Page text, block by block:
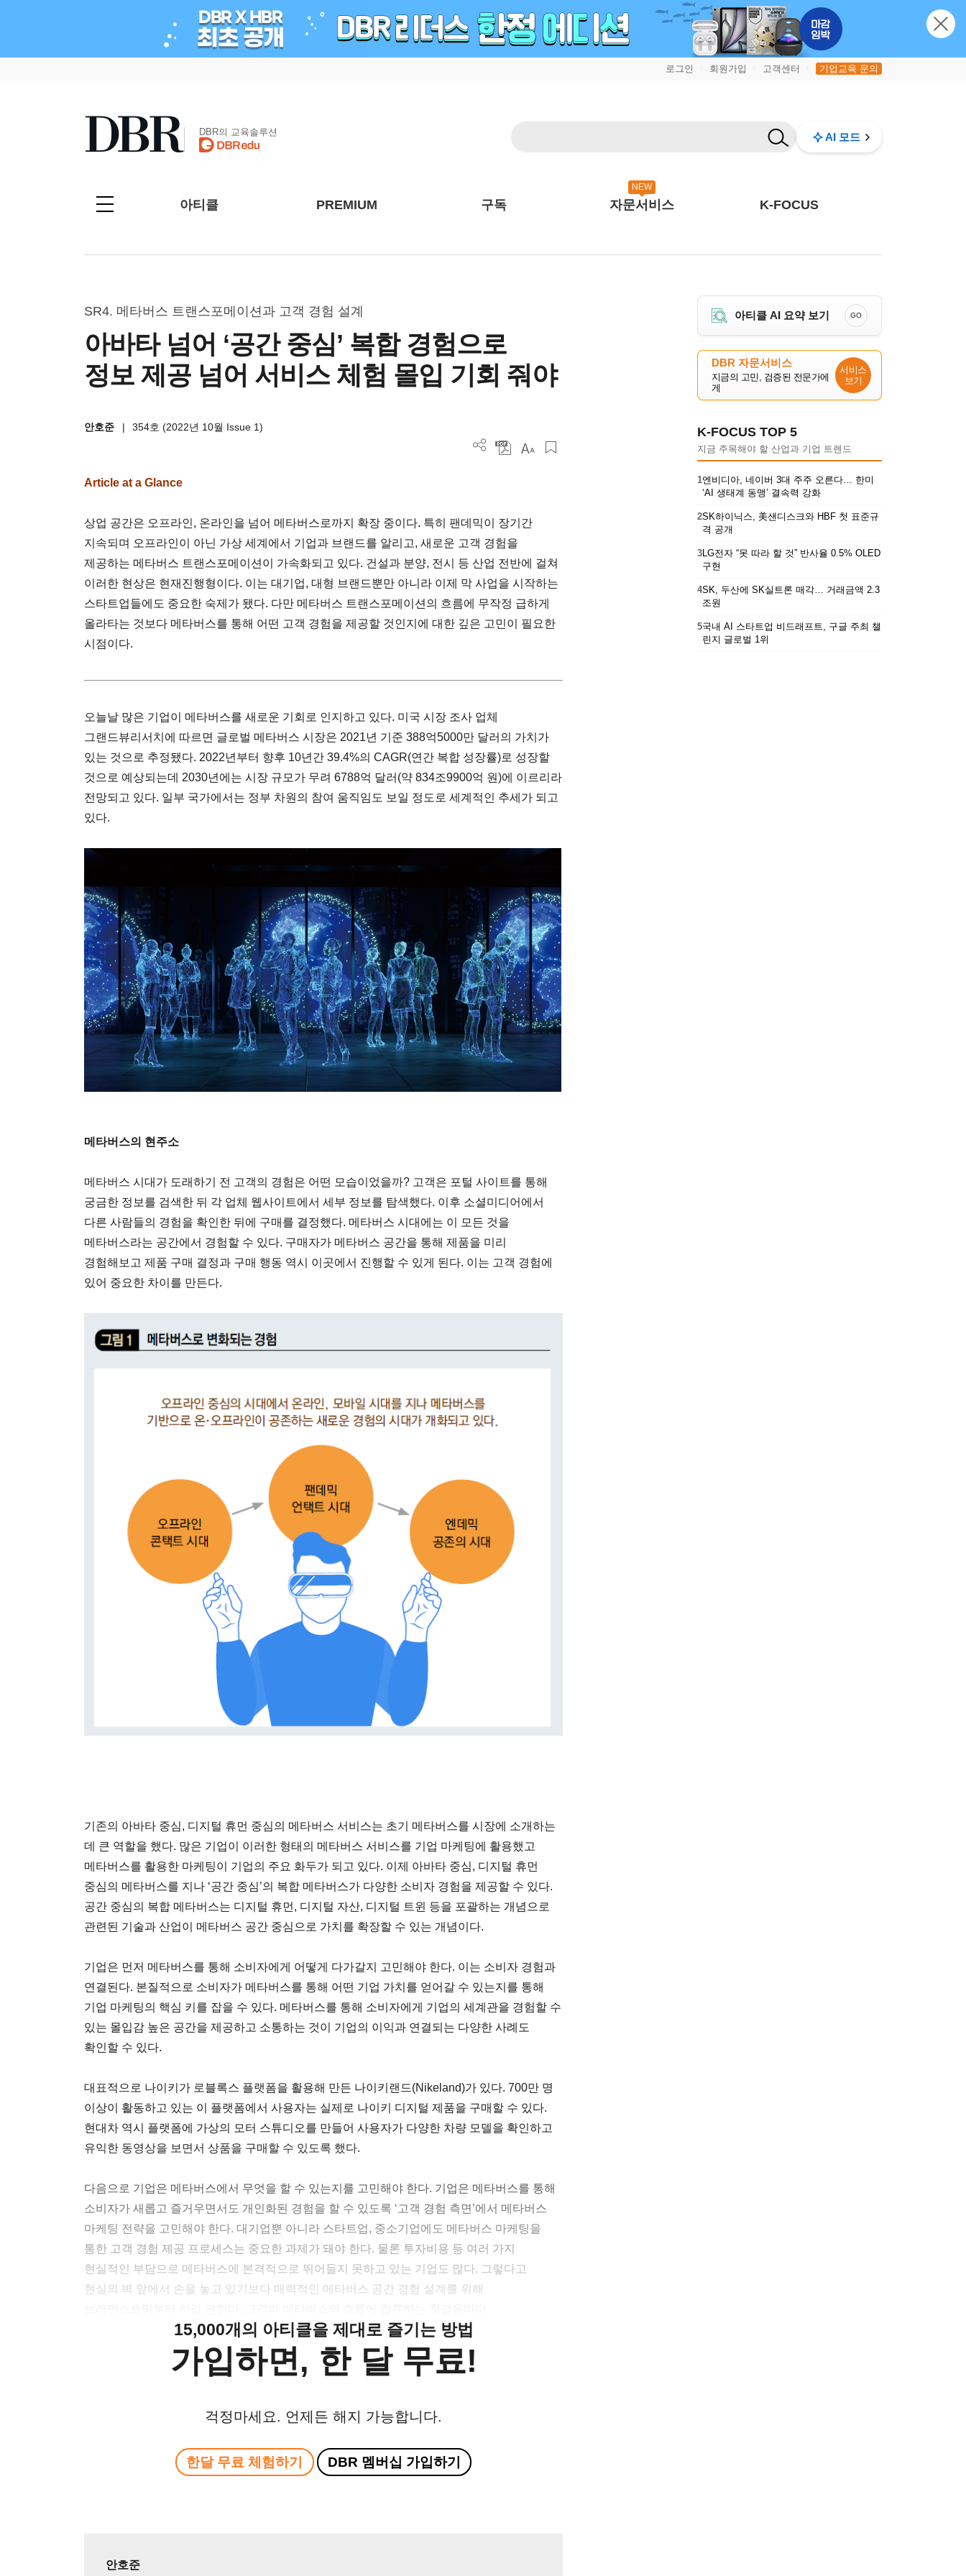
로그인 회원가입 고객센터 기업교육 문의
DBR의 교육솔루션 AI 모드
아티클 PREMIUM 구독
NEW
자문서비스 K-FOCUS
SR4. 메타버스 트랜스포메이션과 고객 경험 설계
아바타 넘어 ‘공간 중심’ 복합 경험으로
정보 제공 넘어 서비스 체험 몰입 기회 줘야
안호준 | 354호 (2022년 10월 Issue 1)
Article at a Glance
상업 공간은 오프라인, 온라인을 넘어 메타버스로까지 확장 중이다. 특히 팬데믹이 장기간
지속되며 오프라인이 아닌 가상 세계에서 기업과 브랜드를 알리고, 새로운 고객 경험을
제공하는 메타버스 트랜스포메이션이 가속화되고 있다. 건설과 분양, 전시 등 산업 전반에 걸쳐
이러한 현상은 현재진행형이다. 이는 대기업, 대형 브랜드뿐만 아니라 이제 막 사업을 시작하는
스타트업들에도 중요한 숙제가 됐다. 다만 메타버스 트랜스포메이션의 흐름에 무작정 급하게
올라타는 것보다 메타버스를 통해 어떤 고객 경험을 제공할 것인지에 대한 깊은 고민이 필요한
시점이다.
오늘날 많은 기업이 메타버스를 새로운 기회로 인지하고 있다. 미국 시장 조사 업체
그랜드뷰리서치에 따르면 글로벌 메타버스 시장은 2021년 기준 388억5000만 달러의 가치가
있는 것으로 추정됐다. 2022년부터 향후 10년간 39.4%의 CAGR(연간 복합 성장률)로 성장할
것으로 예상되는데 2030년에는 시장 규모가 무려 6788억 달러(약 834조9900억 원)에 이르리라
전망되고 있다. 일부 국가에서는 정부 차원의 참여 움직임도 보일 정도로 세계적인 추세가 되고
있다.
메타버스의 현주소
메타버스 시대가 도래하기 전 고객의 경험은 어떤 모습이었을까? 고객은 포털 사이트를 통해
궁금한 정보를 검색한 뒤 각 업체 웹사이트에서 세부 정보를 탐색했다. 이후 소셜미디어에서
다른 사람들의 경험을 확인한 뒤에 구매를 결정했다. 메타버스 시대에는 이 모든 것을
메타버스라는 공간에서 경험할 수 있다. 구매자가 메타버스 공간을 통해 제품을 미리
경험해보고 제품 구매 결정과 구매 행동 역시 이곳에서 진행할 수 있게 된다. 이는 고객 경험에
있어 중요한 차이를 만든다.
기존의 아바타 중심, 디지털 휴먼 중심의 메타버스 서비스는 초기 메타버스를 시장에 소개하는
데 큰 역할을 했다. 많은 기업이 이러한 형태의 메타버스 서비스를 기업 마케팅에 활용했고
메타버스를 활용한 마케팅이 기업의 주요 화두가 되고 있다. 이제 아바타 중심, 디지털 휴먼
중심의 메타버스를 지나 ‘공간 중심’의 복합 메타버스가 다양한 소비자 경험을 제공할 수 있다.
공간 중심의 복합 메타버스는 디지털 휴먼, 디지털 자산, 디지털 트윈 등을 포괄하는 개념으로
관련된 기술과 산업이 메타버스 공간 중심으로 가치를 확장할 수 있는 개념이다.
기업은 먼저 메타버스를 통해 소비자에게 어떻게 다가갈지 고민해야 한다. 이는 소비자 경험과
연결된다. 본질적으로 소비자가 메타버스를 통해 어떤 기업 가치를 얻어갈 수 있는지를 통해
기업 마케팅의 핵심 키를 잡을 수 있다. 메타버스를 통해 소비자에게 기업의 세계관을 경험할 수
있는 몰입감 높은 공간을 제공하고 소통하는 것이 기업의 이익과 연결되는 다양한 사례도
확인할 수 있다.
대표적으로 나이키가 로블록스 플랫폼을 활용해 만든 나이키랜드(Nikeland)가 있다. 700만 명
이상이 활동하고 있는 이 플랫폼에서 사용자는 실제로 나이키 디지털 제품을 구매할 수 있다.
현대차 역시 플랫폼에 가상의 모터 스튜디오를 만들어 사용자가 다양한 차량 모델을 확인하고
유익한 동영상을 보면서 상품을 구매할 수 있도록 했다.
다음으로 기업은 메타버스에서 무엇을 할 수 있는지를 고민해야 한다. 기업은 메타버스를 통해
소비자가 새롭고 즐거우면서도 개인화된 경험을 할 수 있도록 ‘고객 경험 측면’에서 메타버스
마케팅 전략을 고민해야 한다. 대기업뿐 아니라 스타트업, 중소기업에도 메타버스 마케팅을
통한 고객 경험 제공 프로세스는 중요한 과제가 돼야 한다. 물론 투자비용 등 여러 가지
현실적인 부담으로 메타버스에 본격적으로 뛰어들지 못하고 있는 기업도 많다. 그렇다고
현실의 벽 앞에서 손을 놓고 있기보다 매력적인 메타버스 공간 경험 설계를 위해
15,000개의 아티클을 제대로 즐기는 방법
가입하면, 한 달 무료!
걱정마세요. 언제든 해지 가능합니다.
한달 무료 체험하기 DBR 멤버십 가입하기
안호준
아티클 AI 요약 보기 GO
DBR 자문서비스
지금의 고민, 검증된 전문가에
게
서비스
보기
K-FOCUS TOP 5
지금 주목해야 할 산업과 기업 트렌드
1엔비디아, 네이버 3대 주주 오른다… 한미
‘AI 생태계 동맹’ 결속력 강화
2SK하이닉스, 美샌디스크와 HBF 첫 표준규
격 공개
3LG전자 “못 따라 할 것” 반사율 0.5% OLED
구현
4SK, 두산에 SK실트론 매각… 거래금액 2.3
조원
5국내 AI 스타트업 비드래프트, 구글 주최 챌
린지 글로벌 1위